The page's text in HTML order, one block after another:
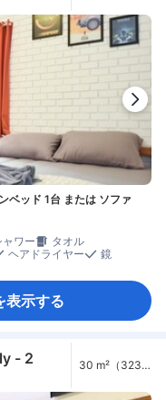
ベッド 1台 または ソファ
ャワー
タオル
ヘアドライヤー
鏡
表示する
- 2
30 m²（323